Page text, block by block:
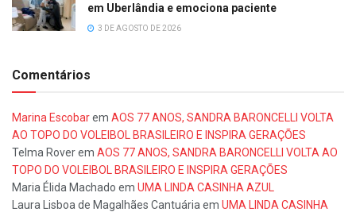
em Uberlândia e emociona paciente
3 DE AGOSTO DE 2026
Comentários
Marina Escobarem AOS 77 ANOS, SANDRA BARONCELLI VOLTA
AO TOPO DO VOLEIBOL BRASILEIRO E INSPIRA GERAÇÕES
Telma Roverem AOS 77 ANOS, SANDRA BARONCELLI VOLTA AO
TOPO DO VOLEIBOL BRASILEIRO E INSPIRA GERAÇÕES
Maria Élida Machado em UMA LINDA CASINHA AZUL
Laura Lisboa de Magalhães Cantuária em UMA LINDA CASINHA